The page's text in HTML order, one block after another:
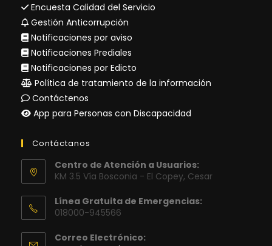
Encuesta Calidad del Servicio
Gestión Anticorrupción
Notificaciones por aviso
Notificaciones Prediales
Notificaciones por Edicto
Política de tratamiento de la información
Contáctenos
App para Personas con Discapacidad
Contáctanos
Centro de Atención a Usuarios:
KM 3.5 Vía Bosconia - El Copey, Cesar
Línea Gratuita de Emergencias:
018000-945566
Correo Electrónico: